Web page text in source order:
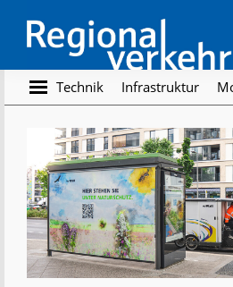
main
content
footer
Regionalverkehr
Die
Fachzeitschrift
Öffentlichen
Personennahverkehr
Technik Infrastruktur